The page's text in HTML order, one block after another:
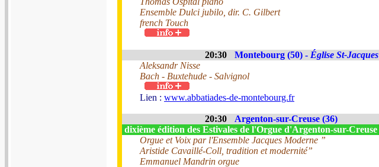
Ensemble Dulci jubilo, dir. C. Gilbert
french Touch
20:30 Montebourg (50) - Église St-Jacques
Aleksandr Nisse
Bach - Buxtehude - Salvignol
Lien : www.abbatiades-de-montebourg.fr
20:30
Argenton-sur-Creuse (36)
dixième édition des Estivales de l'Orgue d'Argenton-sur-Creuse
Orgue et Voix par l'Ensemble Jacques Moderne ”
Aristide Cavaillé-Coll, tradition et modernité”
Emmanuel Mandrin orgue